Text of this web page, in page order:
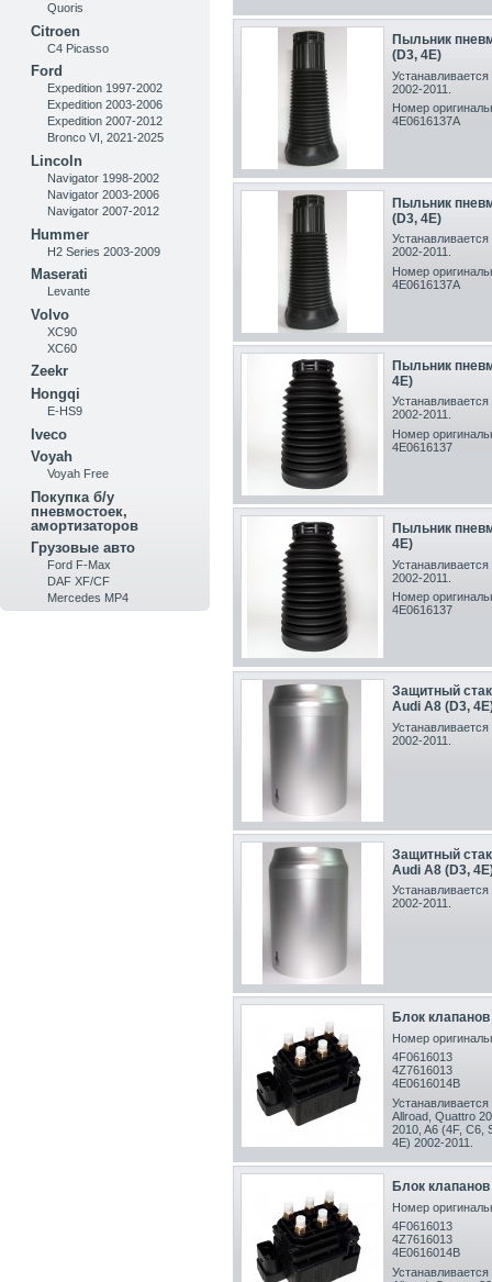
Quoris
Citroen
C4 Picasso
Ford
Expedition 1997-2002
Expedition 2003-2006
Expedition 2007-2012
Bronco VI, 2021-2025
Lincoln
Navigator 1998-2002
Navigator 2003-2006
Navigator 2007-2012
Hummer
H2 Series 2003-2009
Maserati
Levante
Volvo
XC90
XC60
Zeekr
Hongqi
E-HS9
Iveco
Voyah
Voyah Free
Покупка б/у
пневмостоек,
амортизаторов
Грузовые авто
Ford F-Max
DAF XF/CF
Mercedes MP4
Пыльник
(D3, 4E)
2002-2011.
Номер
4E0616137A
Пыльник
(D3, 4E)
2002-2011.
Номер
4E0616137A
Пыльник
4E)
2002-2011.
Номер
4E0616137
Пыльник
4E)
2002-2011.
Номер
4E0616137
Защитный
Audi A8 (D3,
2002-2011.
Защитный
Audi A8 (D3,
2002-2011.
Блок
Номер
4F0616013
4Z7616013
4E0616014B
Allroad, Quattro
2010, A6 (4F, C6,
4E) 2002-2011
Блок
Номер
4F0616013
4Z7616013
4E0616014B